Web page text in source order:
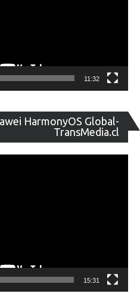
11:32
HarmonyOS Global-
TransMedia.cl
de
15:31